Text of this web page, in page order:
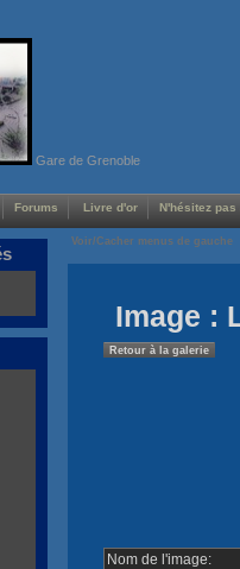
Gare de Grenoble
Forums Livre d'or N'hésitez
Voir/Cacher menus de gauche
Image :
Retour à la galerie
Nom de l'image: